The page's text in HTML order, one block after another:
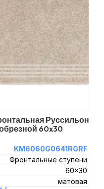
Руссильон
60x30
KM6060G0641RGRF
Фронтальные ступени
60x30
матовая